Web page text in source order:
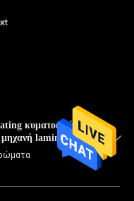
κυματοειδής
μηχανή laminator